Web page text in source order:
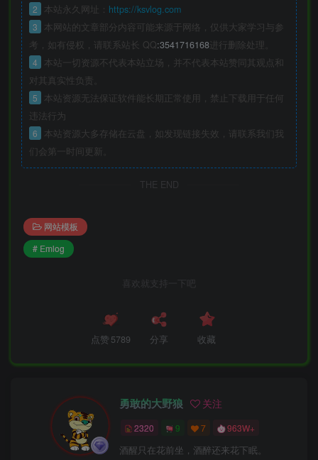
2 本站永久网址： https://ksvlog.com
3
本网站的文章部分内容可能来源于网络，仅供大家学习与参
考，如有侵权，请联系站长 QQ:3541716168进行删除处理。
4
本站一切资源不代表本站立场，并不代表本站赞同其观点和
对其真实性负责。
5
本站资源无法保证软件能长期正常使用，禁止下载用于任何
违法行为
6
本站资源大多存储在云盘，如发现链接失效，请联系我们我
们会第一时间更新。
THE END
网站模板
# Emlog
喜欢就支持一下吧
点赞 5789 分享 收藏
勇敢的大野狼 关注
2320 9 7 963W+
酒醒只在花前坐，酒醉还来花下眠。